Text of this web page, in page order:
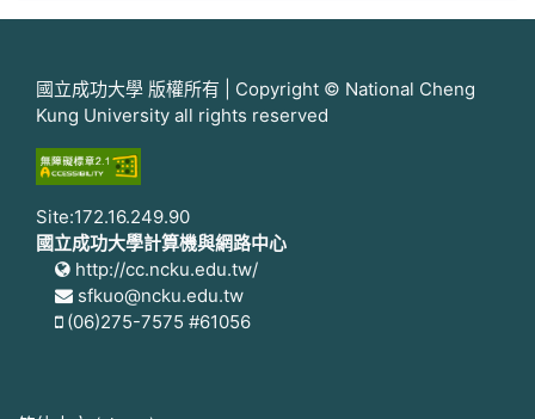
國立成功大學 版權所有 | Copyright © National Cheng
Kung University all rights reserved
Site:172.16.249.90
國立成功大學計算機與網路中心
http://cc.ncku.edu.tw/
sfkuo@ncku.edu.tw
(06)275-7575 #61056